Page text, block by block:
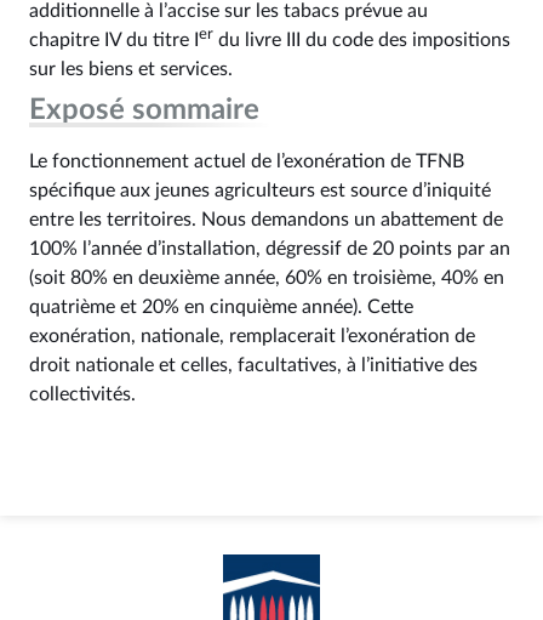
additionnelle à l’accise sur les tabacs prévue au
chapitre IV du titre I er du livre III du code des impositions
sur les biens et services.
Exposé sommaire
Le fonctionnement actuel de l’exonération de TFNB
spécifique aux jeunes agriculteurs est source d’iniquité
entre les territoires. Nous demandons un abattement de
100% l’année d’installation, dégressif de 20 points par an
(soit 80% en deuxième année, 60% en troisième, 40% en
quatrième et 20% en cinquième année). Cette
exonération, nationale, remplacerait l’exonération de
droit nationale et celles, facultatives, à l’initiative des
collectivités.